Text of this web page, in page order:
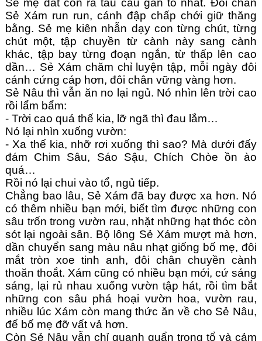
Sẻ mẹ dắt con ra tàu cau gần tổ nhất. Đôi chân
Sẻ Xám run run, cánh đập chấp chới giữ thăng
bằng. Sẻ mẹ kiên nhẫn dạy con từng chút, từng
chút một, tập chuyền từ cành này sang cành
khác, tập bay từng đoạn ngắn, từ thấp lên cao
dần… Sẻ Xám chăm chỉ luyện tập, mỗi ngày đôi
cánh cứng cáp hơn, đôi chân vững vàng hơn.
Sẻ Nâu thì vẫn ăn no lại ngủ. Nó nhìn lên trời cao
rồi lẩm bẩm:
- Trời cao quá thế kia, lỡ ngã thì đau lắm…
Nó lại nhìn xuống vườn:
- Xa thế kia, nhỡ rơi xuống thì sao? Mà dưới đấy
đám Chim Sâu, Sáo Sậu, Chích Chòe ồn ào
quá…
Rồi nó lại chui vào tổ, ngủ tiếp.
Chẳng bao lâu, Sẻ Xám đã bay được xa hơn. Nó
có thêm nhiều bạn mới, biết tìm được những con
sâu trốn trong vườn rau, nhặt những hạt thóc còn
sót lại ngoài sân. Bộ lông Sẻ Xám mượt mà hơn,
dần chuyển sang màu nâu nhạt giống bố mẹ, đôi
mắt tròn xoe tinh anh, đôi chân chuyền cành
thoăn thoắt. Xám cũng có nhiều bạn mới, cứ sáng
sáng, lại rủ nhau xuống vườn tập hát, rồi tìm bắt
những con sâu phá hoại vườn hoa, vườn rau,
nhiều lúc Xám còn mang thức ăn về cho Sẻ Nâu,
để bố mẹ đỡ vất vả hơn.
Còn Sẻ Nâu vẫn chỉ quanh quẩn trong tổ và cảm